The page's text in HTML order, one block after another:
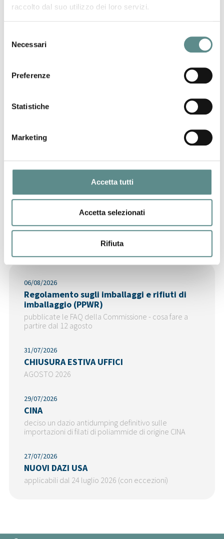
raccolto dal suo utilizzo dei loro servizi.
delNecessari
Preferenze
Statistiche
Marketing
Accetta tutti
Accetta selezionati
Rifiuta
Regolamento sugli imballaggi e rifiuti di
CHIUSURA ESTIVA UFFICI
Ultime News
06/08/2026
Regolamento sugli imballaggi e rifiuti di
imballaggio (PPWR)
pubblicate le FAQ della Commissione - cosa fare a
partire dal 12 agosto
31/07/2026
CHIUSURA ESTIVA UFFICI
AGOSTO 2026
29/07/2026
CINA
deciso un dazio antidumping definitivo sulle
importazioni di filati di poliammide di origine CINA
27/07/2026
NUOVI DAZI USA
applicabili dal 24 luglio 2026 (con eccezioni)